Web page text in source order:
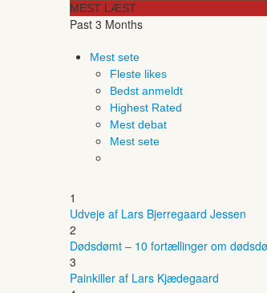
MEST LÆST
Past 3 Months
Mest sete
Fleste likes
Bedst anmeldt
Highest Rated
Mest debat
Mest sete
1
Udveje af Lars Bjerregaard Jessen
2
Dødsdømt – 10 fortællinger om
3
Painkiller af Lars Kjædegaard